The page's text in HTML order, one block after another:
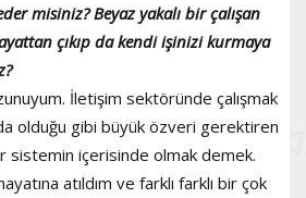
misiniz? Beyaz yakalı bir çalışan
çıkıp da kendi işinizi kurmaya
İletişim sektöründe çalışmak
olduğu gibi büyük özveri gerektiren
sistemin içerisinde olmak demek.
atıldım ve farklı farklı bir çok